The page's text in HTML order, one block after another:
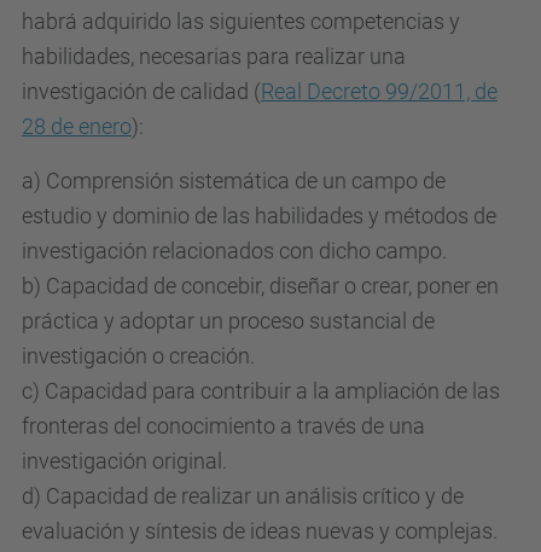
habrá adquirido las siguientes competencias y
habilidades, necesarias para realizar una
investigación de calidad (Real Decreto 99/2011, de
28 de enero):
a) Comprensión sistemática de un campo de
estudio y dominio de las habilidades y métodos de
investigación relacionados con dicho campo.
b) Capacidad de concebir, diseñar o crear, poner en
práctica y adoptar un proceso sustancial de
investigación o creación.
c) Capacidad para contribuir a la ampliación de las
fronteras del conocimiento a través de una
investigación original.
d) Capacidad de realizar un análisis crítico y de
evaluación y síntesis de ideas nuevas y complejas.